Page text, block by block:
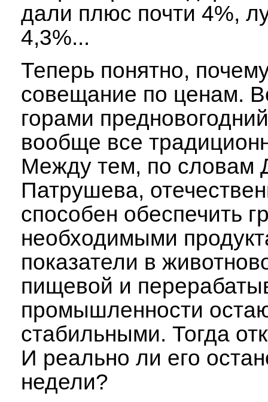
дали плюс почти 4%,
4,3%...
Теперь понятно,
совещание по ценам.
горами
вообще все
Между тем, по словам
Патрушева,
способен обеспечить
необходимыми
показатели в
пищевой и
промышленности
стабильными. Тогда
И реально ли его
недели?